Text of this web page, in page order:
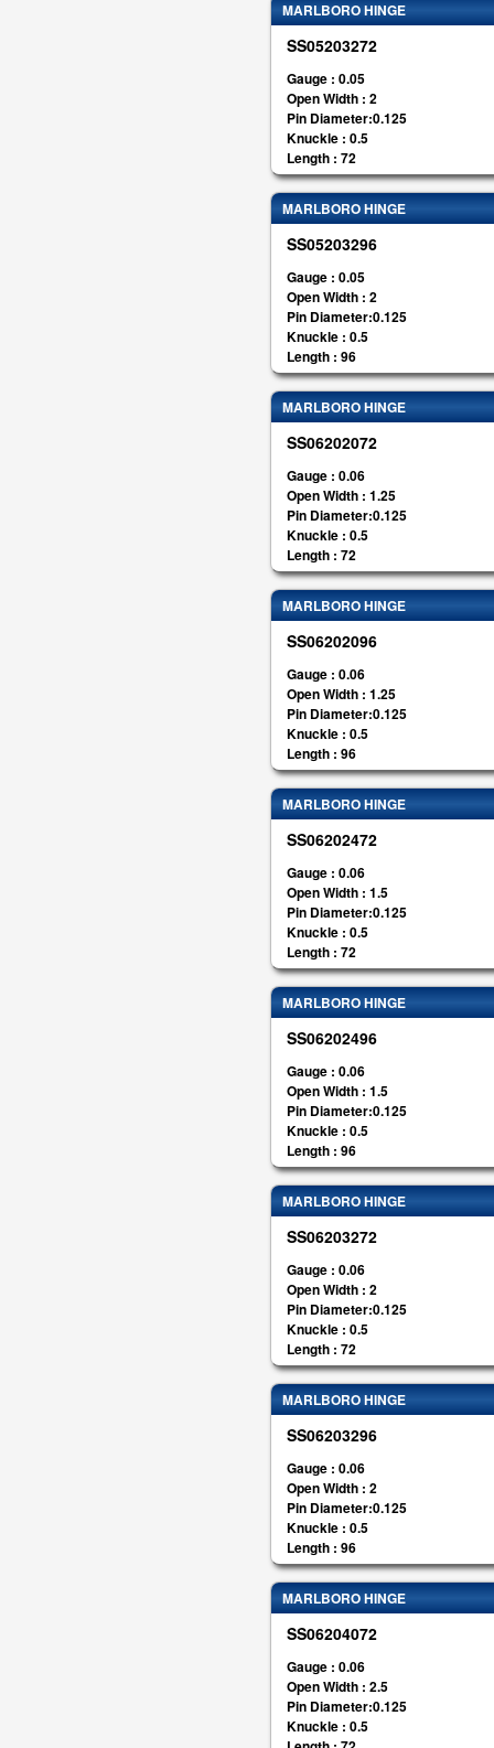
MARLBORO HINGE
SS05203272
Gauge : 0.05
Open Width : 2
Pin Diameter:0.125
Knuckle : 0.5
Length : 72
MARLBORO HINGE
SS05203296
Gauge : 0.05
Open Width : 2
Pin Diameter:0.125
Knuckle : 0.5
Length : 96
MARLBORO HINGE
SS06202072
Gauge : 0.06
Open Width : 1.25
Pin Diameter:0.125
Knuckle : 0.5
Length : 72
MARLBORO HINGE
SS06202096
Gauge : 0.06
Open Width : 1.25
Pin Diameter:0.125
Knuckle : 0.5
Length : 96
MARLBORO HINGE
SS06202472
Gauge : 0.06
Open Width : 1.5
Pin Diameter:0.125
Knuckle : 0.5
Length : 72
MARLBORO HINGE
SS06202496
Gauge : 0.06
Open Width : 1.5
Pin Diameter:0.125
Knuckle : 0.5
Length : 96
MARLBORO HINGE
SS06203272
Gauge : 0.06
Open Width : 2
Pin Diameter:0.125
Knuckle : 0.5
Length : 72
MARLBORO HINGE
SS06203296
Gauge : 0.06
Open Width : 2
Pin Diameter:0.125
Knuckle : 0.5
Length : 96
MARLBORO HINGE
SS06204072
Gauge : 0.06
Open Width : 2.5
Pin Diameter:0.125
Knuckle : 0.5